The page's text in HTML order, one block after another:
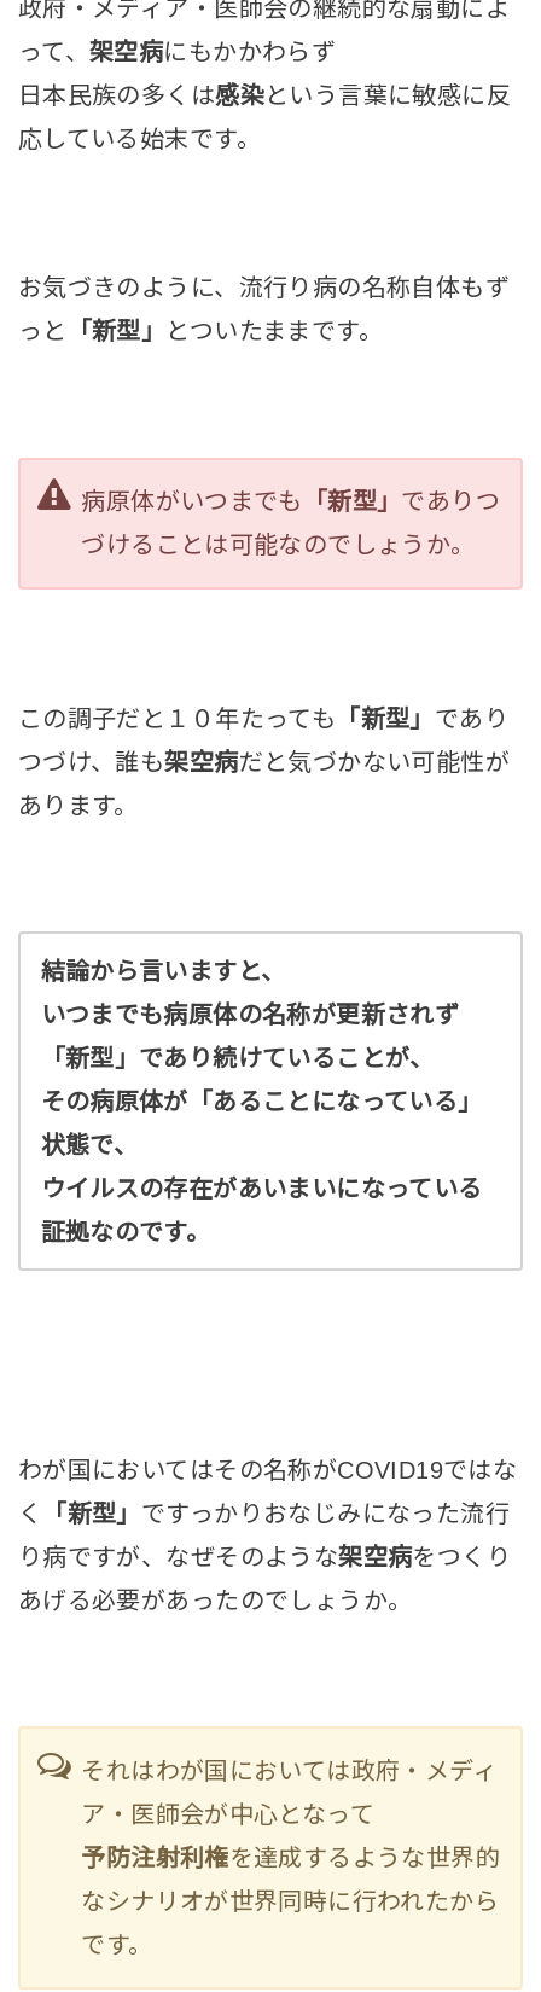
政府・メディア・医師会の継続的な扇動によ
って、架空病にもかかわらず
日本民族の多くは感染という言葉に敏感に反
応している始末です。
お気づきのように、流行り病の名称自体もず
っと
「新型」 とついたままです。
病原体がいつまでも 「新型」 でありつ
づけることは可能なのでしょうか。
この調子だと１０年たっても 「新型」 であり
つづけ、誰も架空病だと気づかない可能性が
あります。
結論から言いますと、
いつまでも病原体の名称が更新されず
「新型」であり続けていることが、
その病原体が「あることになっている」
状態で、
ウイルスの存在があいまいになっている
証拠なのです。
わが国においてはその名称がCOVID19ではな
く
「新型」 ですっかりおなじみになった流行
り病ですが、なぜそのような架空病をつくり
あげる必要があったのでしょうか。
それはわが国においては政府・メディ
ア・医師会が中心となって
予防注射利権を達成するような世界的
なシナリオが世界同時に行われたから
です。